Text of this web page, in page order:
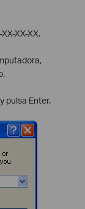
XX-XX.
pulsa Enter.